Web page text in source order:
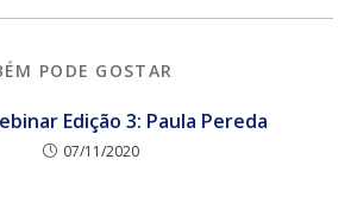
PODE GOSTAR
Edição 3: Paula Pereda
07/11/2020